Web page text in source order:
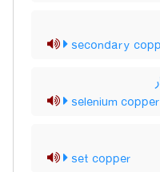
secondary
selenium copper
set copper